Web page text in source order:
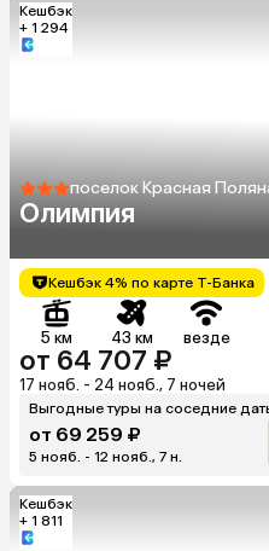
Кешбэк
+ 1 294
поселок Красная
Олимпия
Кешбэк 4% по карте Т-Банка
5 км 43 км везде
от 64 707 ₽
17 нояб. - 24 нояб., 7 ночей
Выгодные туры на соседние
от 69 259 ₽
5 нояб. - 12 нояб., 7 н.
Кешбэк
+ 1 811